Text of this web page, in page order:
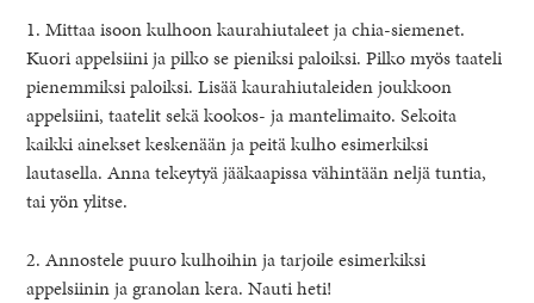
1. Mittaa isoon kulhoon kaurahiutaleet ja chia-siemenet.
Kuori appelsiini ja pilko se pieniksi paloiksi. Pilko myös taateli
pienemmiksi paloiksi. Lisää kaurahiutaleiden joukkoon
appelsiini, taatelit sekä kookos- ja mantelimaito. Sekoita
kaikki ainekset keskenään ja peitä kulho esimerkiksi
lautasella. Anna tekeytyä jääkaapissa vähintään neljä tuntia,
tai yön ylitse.
2. Annostele puuro kulhoihin ja tarjoile esimerkiksi
appelsiinin ja granolan kera. Nauti heti!